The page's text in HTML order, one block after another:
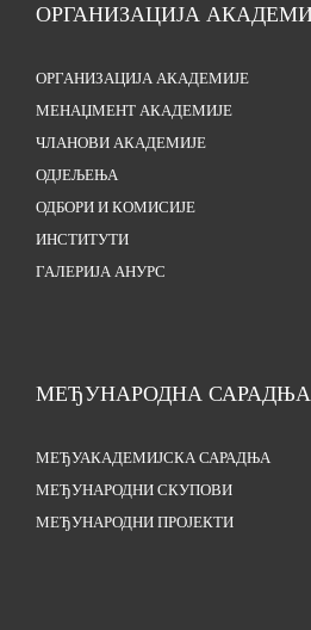
ОРГАНИЗАЦИЈА
ОРГАНИЗАЦИЈА АКАДЕМИЈЕ
МЕНАЏМЕНТ АКАДЕМИЈЕ
ЧЛАНОВИ АКАДЕМИЈЕ
ОДЈЕЉЕЊА
ОДБОРИ И КОМИСИЈЕ
ИНСТИТУТИ
ГАЛЕРИЈА АНУРС
МЕЂУНАРОДНА САРАДЊА
МЕЂУАКАДЕМИЈСКА САРАДЊА
МЕЂУНАРОДНИ СКУПОВИ
МЕЂУНАРОДНИ ПРОЈЕКТИ